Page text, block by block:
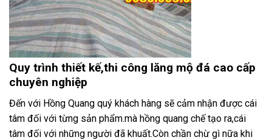
Quy trình thiết kế,thi công lăng mộ đá cao cấp
chuyên nghiệp
Đến với Hồng Quang quý khách hàng sẽ cảm nhận được cái
tâm đối với từng sản phẩm.mà hồng quang chế tạo ra,cái
tâm đối với những người đã khuất.Còn chần chừ gì nữa khi